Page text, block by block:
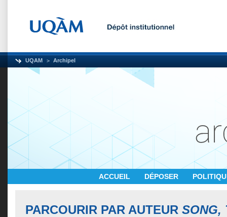
UQAM Archipel
ACCUEIL DÉPOSER
PARCOURIR PAR AUTEUR SONG,